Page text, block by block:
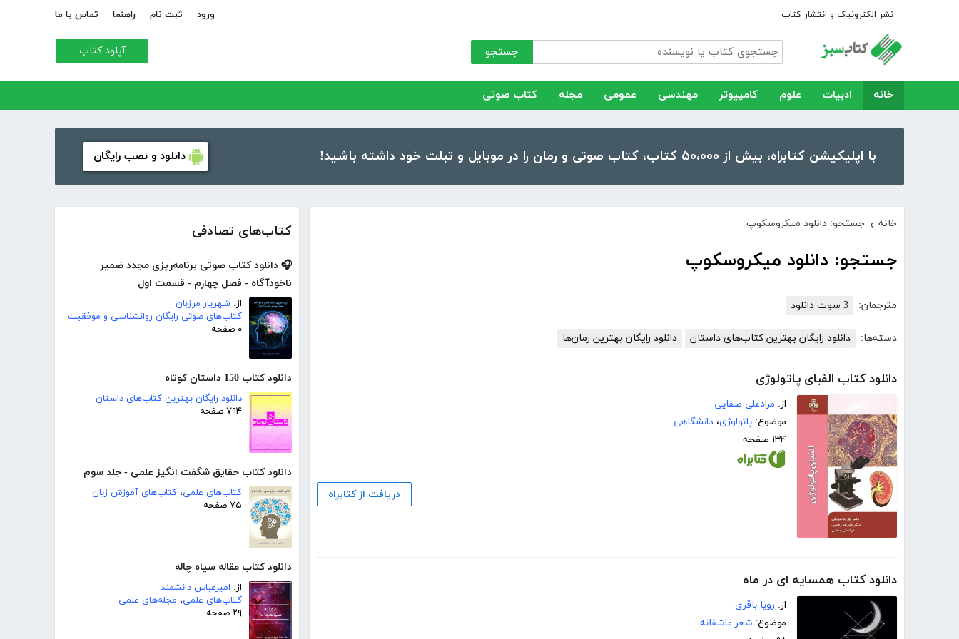
نشر الکترونیک و انتشار کتاب ورود ثبت نام راهنما تماس با ما
جستجو آپلود کتاب
خانه ادبیات علوم کامپیوتر مهندسی عمومی مجله کتاب صوتی
با اپلیکیشن کتابراه، بیش از ۵۰،۰۰۰ کتاب، کتاب صوتی و رمان را در موبایل و تبلت خود داشته باشید! دانلود و نصب رایگان
کتاب‌های تصادفی
🎧 دانلود کتاب صوتی برنامه‌ریزی مجدد ضمیر
ناخودآگاه - فصل چهارم - قسمت اول
از: شهریار مرزبان
کتاب‌های صوتی رایگان روانشناسی و موفقیت
۰ صفحه
دانلود کتاب 150 داستان کوتاه
دانلود رایگان بهترین کتاب‌های داستان
۷۹۴ صفحه
دانلود کتاب حقایق شگفت انگیز علمی - جلد سوم
کتاب‌های علمی، کتاب‌های آموزش زبان
۷۵ صفحه
دانلود کتاب مقاله سیاه چاله
از: امیرعباس دانشمند
کتاب‌های علمی، مجله‌های علمی
۲۹ صفحه
خانه › جستجو: دانلود میکروسکوپ
جستجو: دانلود میکروسکوپ
مترجمان: 3 سوت دانلود
دسته‌ها: دانلود رایگان بهترین کتاب‌های داستان دانلود رایگان بهترین رمان‌ها
دانلود کتاب الفبای پاتولوژی
از: مرادعلی صفایی
موضوع: پاتولوژی، دانشگاهی
۱۳۴ صفحه
دریافت از کتابراه
دانلود کتاب همسایه ای در ماه
از: رویا باقری
موضوع: شعر عاشقانه